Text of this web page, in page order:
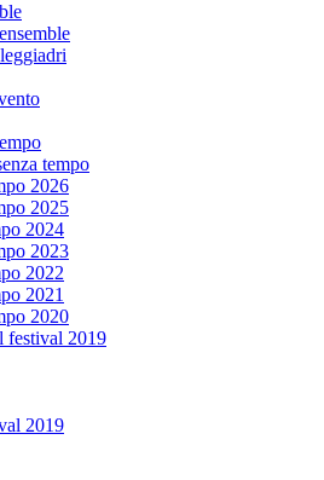
tempo
2026
2025
2024
2023
2022
2021
2020
festival 2019
2019